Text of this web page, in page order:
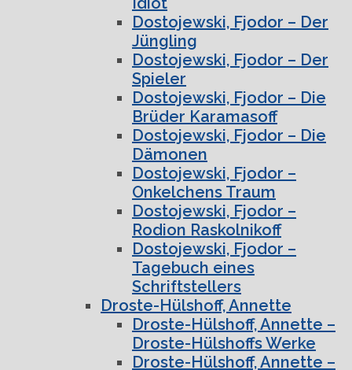
Dostojewski, Fjodor – Der
Jüngling
Dostojewski, Fjodor – Der
Spieler
Dostojewski, Fjodor – Die
Brüder Karamasoff
Dostojewski, Fjodor – Die
Dämonen
Dostojewski, Fjodor –
Onkelchens Traum
Dostojewski, Fjodor –
Rodion Raskolnikoff
Dostojewski, Fjodor –
Tagebuch eines
Schriftstellers
Droste-Hülshoff, Annette
Droste-Hülshoff, Annette –
Droste-Hülshoffs Werke
Droste-Hülshoff, Annette –